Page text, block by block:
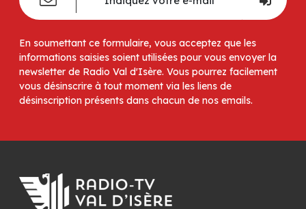
En soumettant ce formulaire, vous acceptez que les
informations saisies soient utilisées pour vous envoyer la
newsletter de Radio Val d'Isère. Vous pourrez facilement
vous désinscrire à tout moment via les liens de
désinscription présents dans chacun de nos emails.